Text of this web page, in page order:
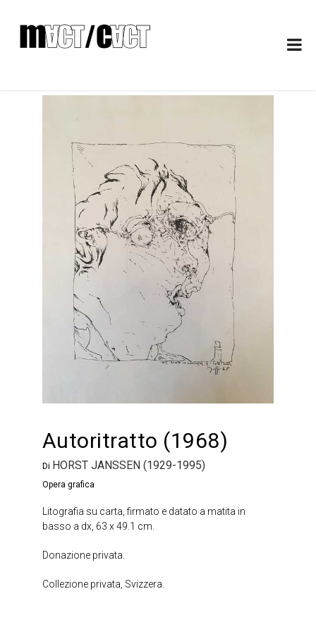
Autoritratto (1968)
Di HORST JANSSEN (1929-1995)
Opera grafica
Litografia su carta, firmato e datato a matita in
basso a dx, 63 x 49.1 cm.
Donazione privata.
Collezione privata, Svizzera.